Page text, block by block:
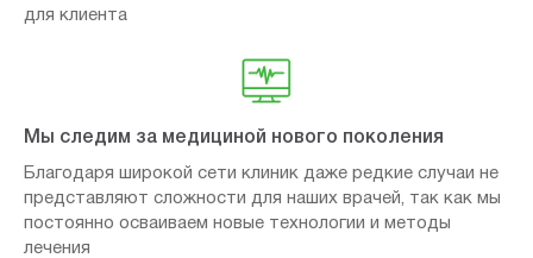
для клиента
Мы следим за медициной нового поколения
Благодаря широкой сети клиник даже редкие случаи не
представляют сложности для наших врачей, так как мы
постоянно осваиваем новые технологии и методы
лечения